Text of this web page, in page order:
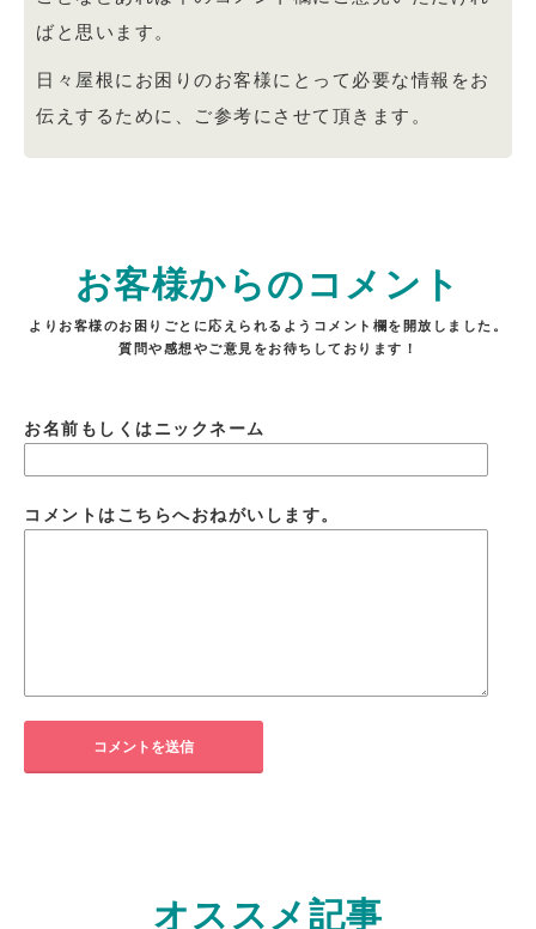
ばと思います。
日々屋根にお困りのお客様にとって必要な情報をお
伝えするために、ご参考にさせて頂きます。
お客様からのコメント
よりお客様のお困りごとに応えられるようコメント欄を開放しました。
質問や感想やご意見をお待ちしております！
お名前もしくはニックネーム
コメントはこちらへおねがいします。
オススメ記事